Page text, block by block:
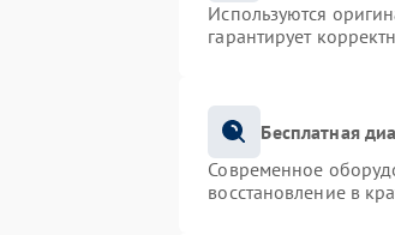
Используются
гарантирует
Бесплатная
Современное
восстановление в